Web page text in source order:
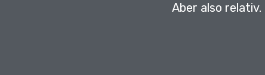
Aber also relativ.